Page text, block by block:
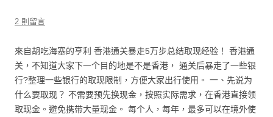
2 則留言
來自胡吃海塞的亨利 香港通关暴走5万步总结取现经验！ 香港通
关，不知道大家下一个目的地是不是香港， 通关后暴走了一些银
行?整理一些银行的取现限制，方便大家出行使用。 一、先说为
什么要取现？ 不需要预先换现金，按照实际需求，在香港直接领
取现金。避免携带大量现金。 每个人，每年，最多可以在境外使